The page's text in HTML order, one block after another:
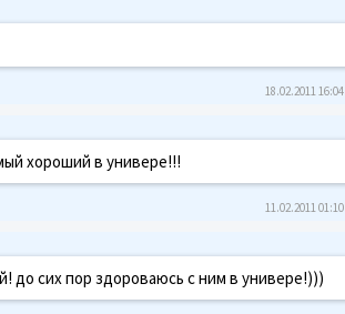
18.02.2011 16:04
хороший в универе!!!
11.02.2011 01:10
до сих пор здороваюсь с ним в универе!)))